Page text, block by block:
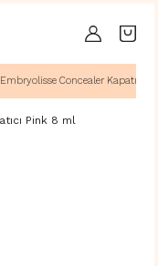
Embryolisse Concealer Kapatıcı